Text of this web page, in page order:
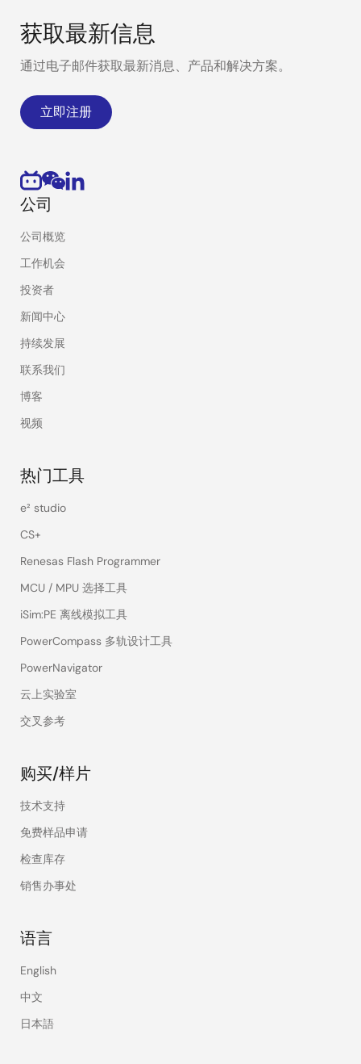
获取最新信息
通过电子邮件获取最新消息、产品和解决方案。
立即注册
公司
公司概览
工作机会
投资者
新闻中心
持续发展
联系我们
博客
视频
热门工具
e² studio
CS+
Renesas Flash Programmer
MCU / MPU 选择工具
iSim:PE 离线模拟工具
PowerCompass 多轨设计工具
PowerNavigator
云上实验室
交叉参考
购买/样片
技术支持
免费样品申请
检查库存
销售办事处
语言
English
中文
日本語